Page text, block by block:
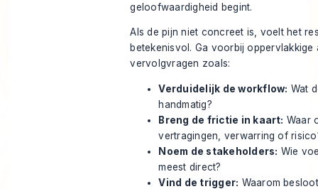
geloofwaardigheid begint.
Als de pijn niet concreet is, voelt het
betekenisvol. Ga voorbij oppervlakkige
vervolgvragen zoals:
Verduidelijk de workflow: Wat
handmatig?
Breng de frictie in kaart: Waar
vertragingen, verwarring of
Noem de stakeholders: Wie
meest direct?
Vind de trigger: Waarom